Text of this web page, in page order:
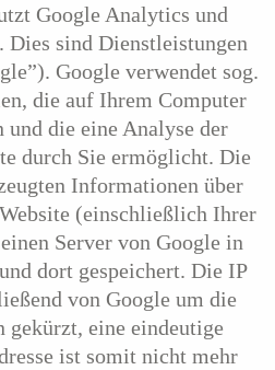
Google Analytics und
Dies sind Dienstleistungen
Google verwendet sog.
die auf Ihrem Computer
und die eine Analyse der
durch Sie ermöglicht. Die
Informationen über
(einschließlich Ihrer
Server von Google in
dort gespeichert. Die IP
von Google um die
gekürzt, eine eindeutige
ist somit nicht mehr